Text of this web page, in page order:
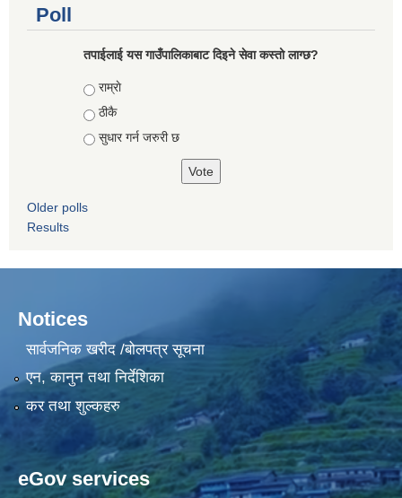
Poll
तपाईलाई यस गाउँपालिकाबाट दिइने सेवा कस्तो लाग्छ?
Choices
राम्राे
ठीकै
सुधार गर्न जरुरी छ
Older polls
Results
Notices
सार्वजनिक खरीद /बोलपत्र सूचना
एन, कानुन तथा निर्देशिका
कर तथा शुल्कहरु
eGov services